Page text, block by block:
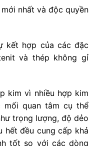
nhất và độc quyền
kết hợp của các đặc
và thép không gỉ
kim vì nhiều hợp kim
quan tâm cụ thể
trọng lượng, độ dẻo
hết đều cung cấp khả
tốt so với các dòng